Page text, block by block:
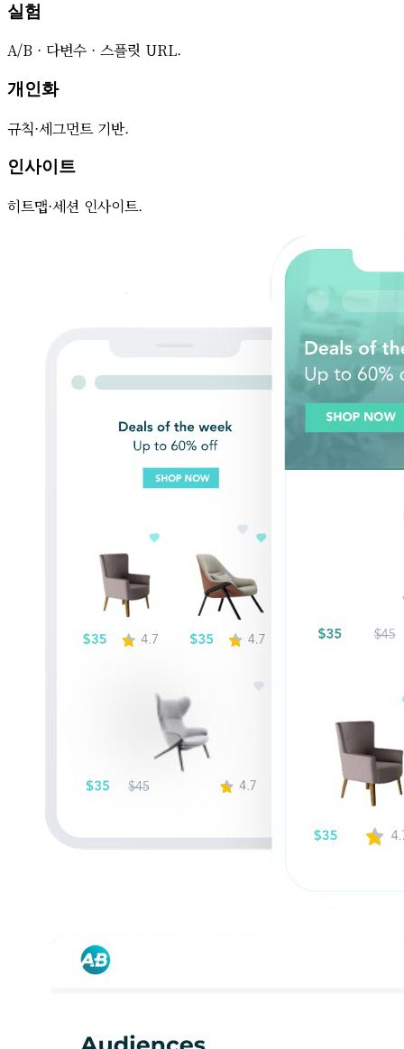
실험
A/B · 다변수 · 스플릿 URL.
개인화
규칙·세그먼트 기반.
인사이트
히트맵·세션 인사이트.